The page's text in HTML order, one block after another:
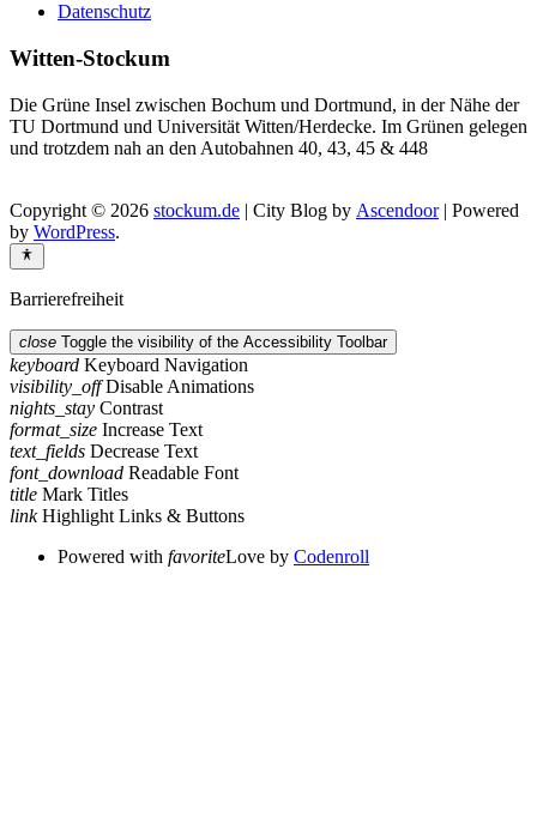
Datenschutz
Witten-Stockum
Die Grüne Insel zwischen Bochum und Dortmund, in der Nähe der
TU Dortmund und Universität Witten/Herdecke. Im Grünen gelegen
und trotzdem nah an den Autobahnen 40, 43, 45 & 448
Copyright © 2026 stockum.de | City Blog by Ascendoor| Powered
by WordPress.
Barrierefreiheit
close Toggle the visibility of the Accessibility Toolbar
keyboard Keyboard Navigation
visibility_off Disable Animations
nights_stay Contrast
format_size Increase Text
text_fields Decrease Text
font_download Readable Font
title Mark Titles
link Highlight Links & Buttons
Powered with favoriteLove by Codenroll